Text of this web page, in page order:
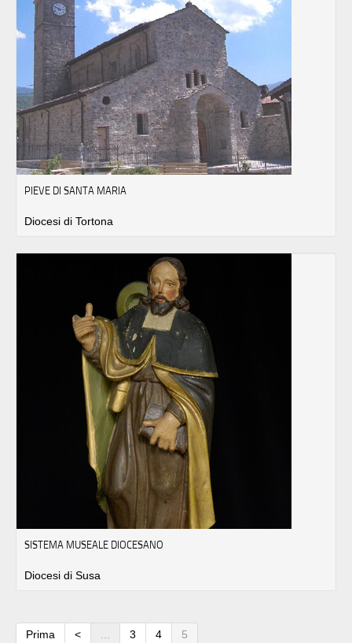
PIEVE DI SANTA MARIA
Diocesi di Tortona
SISTEMA MUSEALE DIOCESANO
Diocesi di Susa
Prima < ... 3 4 5